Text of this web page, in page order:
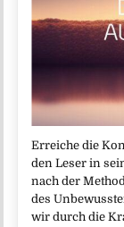
Erreiche die
den Leser in
nach der
des
wir durch die